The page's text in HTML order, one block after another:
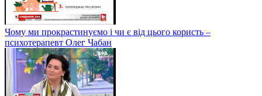
Чому ми прокрастинуємо і чи є від цього користь –
психотерапевт Олег Чабан